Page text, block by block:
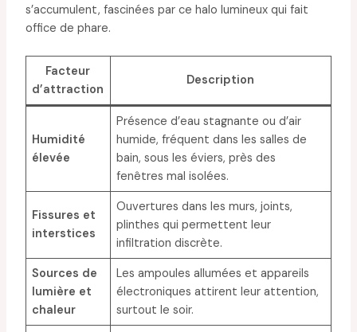
s’accumulent, fascinées par ce halo lumineux qui fait
office de phare.
Facteur
d’attraction
Description
Humidité
élevée
Présence d’eau stagnante ou d’air
humide, fréquent dans les salles de
bain, sous les éviers, près des
fenêtres mal isolées.
Fissures et
interstices
Ouvertures dans les murs, joints,
plinthes qui permettent leur
infiltration discrète.
Sources de
lumière et
chaleur
Les ampoules allumées et appareils
électroniques attirent leur attention,
surtout le soir.